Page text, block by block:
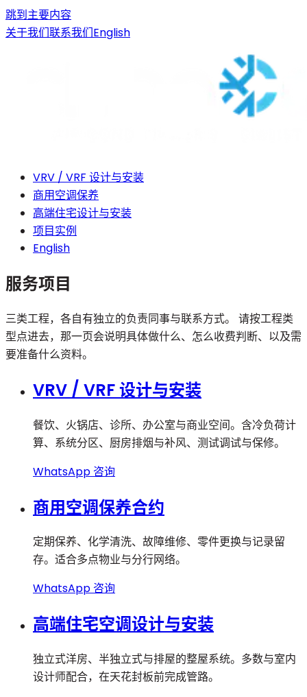
跳到主要内容
关于我们联系我们English
VRV / VRF 设计与安装
商用空调保养
高端住宅设计与安装
项目实例
English
服务项目
三类工程，各自有独立的负责同事与联系方式。 请按工程类
型点进去，那一页会说明具体做什么、怎么收费判断、以及需
要准备什么资料。
VRV / VRF 设计与安装
餐饮、火锅店、诊所、办公室与商业空间。含冷负荷计
算、系统分区、厨房排烟与补风、测试调试与保修。
WhatsApp 咨询
商用空调保养合约
定期保养、化学清洗、故障维修、零件更换与记录留
存。适合多点物业与分行网络。
WhatsApp 咨询
高端住宅空调设计与安装
独立式洋房、半独立式与排屋的整屋系统。多数与室内
设计师配合，在天花封板前完成管路。